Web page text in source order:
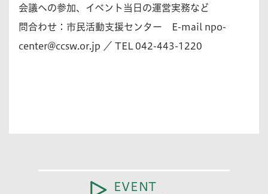
会議への参加、イベント当日の運営実務など
問合わせ：市民活動支援センター E-mail npo-
center@ccsw.or.jp ／ TEL 042-443-1220
EVENT